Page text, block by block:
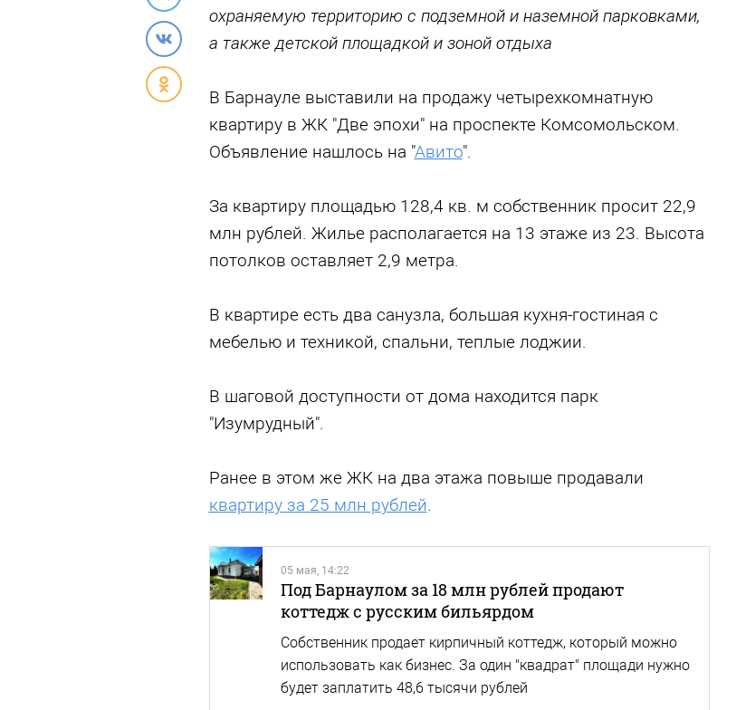
охраняемую территорию с подземной и наземной парковками,
а также детской площадкой и зоной отдыха
В Барнауле выставили на продажу четырехкомнатную
квартиру в ЖК "Две эпохи" на проспекте Комсомольском.
Объявление нашлось на "Авито".
За квартиру площадью 128,4 кв. м собственник просит 22,9
млн рублей. Жилье располагается на 13 этаже из 23. Высота
потолков оставляет 2,9 метра.
В квартире есть два санузла, большая кухня-гостиная с
мебелью и техникой, спальни, теплые лоджии.
В шаговой доступности от дома находится парк
"Изумрудный".
Ранее в этом же ЖК на два этажа повыше продавали
квартиру за 25 млн рублей.
05 мая, 14:22
Под Барнаулом за 18 млн рублей продают
коттедж с русским бильярдом
Собственник продает кирпичный коттедж, который можно
использовать как бизнес. За один "квадрат" площади нужно
будет заплатить 48,6 тысячи рублей